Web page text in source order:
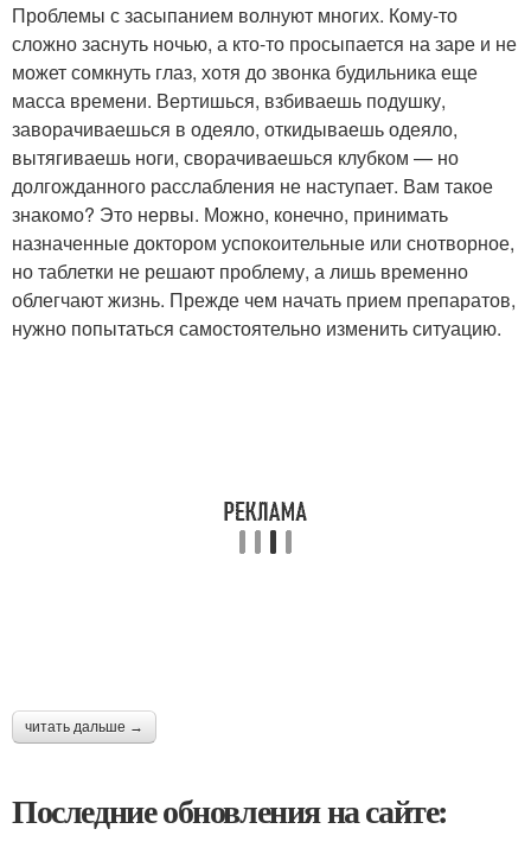
Проблемы с засыпанием волнуют многих. Кому-то
сложно заснуть ночью, а кто-то просыпается на заре и не
может сомкнуть глаз, хотя до звонка будильника еще
масса времени. Вертишься, взбиваешь подушку,
заворачиваешься в одеяло, откидываешь одеяло,
вытягиваешь ноги, сворачиваешься клубком — но
долгожданного расслабления не наступает. Вам такое
знакомо? Это нервы. Можно, конечно, принимать
назначенные доктором успокоительные или снотворное,
но таблетки не решают проблему, а лишь временно
облегчают жизнь. Прежде чем начать прием препаратов,
нужно попытаться самостоятельно изменить ситуацию.
читать дальше →
Последние обновления на сайте: